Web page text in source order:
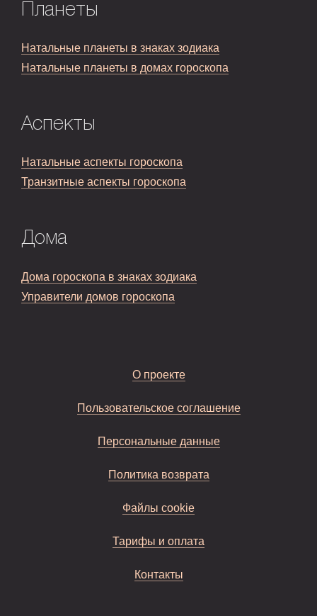
Планеты
Натальные планеты в знаках зодиака
Натальные планеты в домах гороскопа
Аспекты
Натальные аспекты гороскопа
Транзитные аспекты гороскопа
Дома
Дома гороскопа в знаках зодиака
Управители домов гороскопа
О проекте
Пользовательское соглашение
Персональные данные
Политика возврата
Файлы cookie
Тарифы и оплата
Контакты